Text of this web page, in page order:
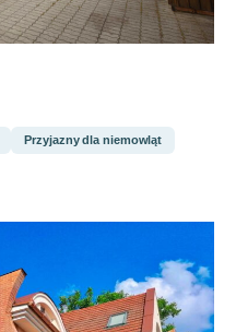
Przyjazny dla niemowląt